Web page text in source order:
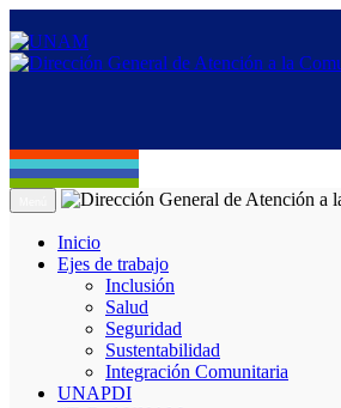
Inicio
Ejes de trabajo
Inclusión
Salud
Seguridad
Sustentabilidad
Integración Comunitaria
UNAPDI